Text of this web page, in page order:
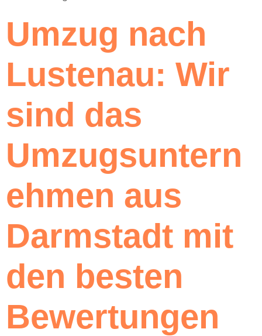
Umzug nach
Lustenau: Wir
sind das
Umzugsuntern
ehmen aus
Darmstadt mit
den besten
Bewertungen